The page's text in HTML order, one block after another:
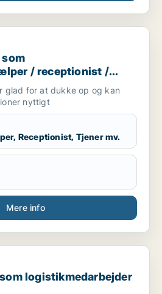
pædagogmedhjælper / receptionist /
/ receptionist /
/
glad for at dukke op og kan
nyttigt
Receptionist, Tjener mv.
Mere info
/ chauffør
logistikmedarbejder